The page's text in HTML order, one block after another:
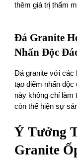
thêm giá trị thẩm
Đá Granite
Nhấn Độc
Đá granite với các
tạo điểm nhấn độc
này không chỉ làm
còn thể hiện sự
Ý Tưởng
Granite